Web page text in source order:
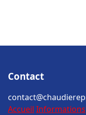
Contact
Accueil Informations